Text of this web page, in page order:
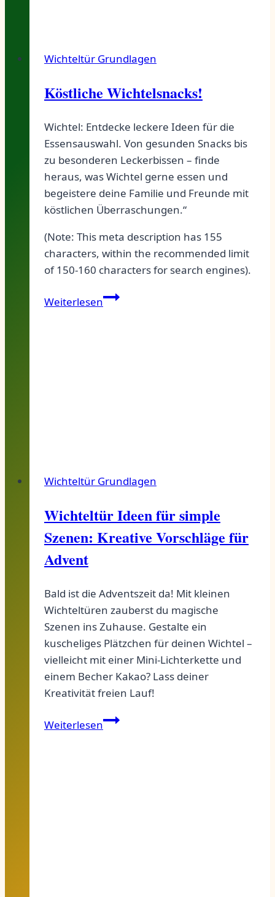
Wichteltür Grundlagen
Köstliche Wichtelsnacks!
Wichtel: Entdecke leckere Ideen für die
Essensauswahl. Von gesunden Snacks bis
zu besonderen Leckerbissen – finde
heraus, was Wichtel gerne essen und
begeistere deine Familie und Freunde mit
köstlichen Überraschungen.“
(Note: This meta description has 155
characters, within the recommended limit
of 150-160 characters for search engines).
WeiterlesenKöstliche
Wichteltür Grundlagen
Wichteltür Ideen für simple
Szenen: Kreative Vorschläge für
Advent
Bald ist die Adventszeit da! Mit kleinen
Wichteltüren zauberst du magische
Szenen ins Zuhause. Gestalte ein
kuscheliges Plätzchen für deinen Wichtel –
vielleicht mit einer Mini-Lichterkette und
einem Becher Kakao? Lass deiner
Kreativität freien Lauf!
WeiterlesenWichteltür